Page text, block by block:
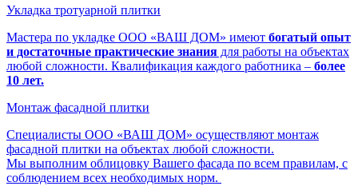
Укладка тротуарной плитки
Мастера по укладке ООО «ВАШ ДОМ» имеют богатый опыт
и достаточные практические знания для работы на объектах
любой сложности. Квалификация каждого работника – более
10 лет.
Монтаж фасадной плитки
Специалисты ООО «ВАШ ДОМ» осуществляют монтаж
фасадной плитки на объектах любой сложности.
Мы выполним облицовку Вашего фасада по всем правилам, с
соблюдением всех необходимых норм.